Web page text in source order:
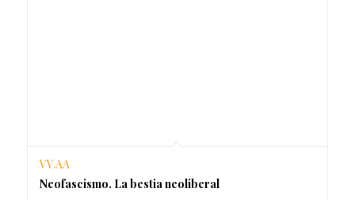
VV.AA
Neofascismo. La bestia neoliberal